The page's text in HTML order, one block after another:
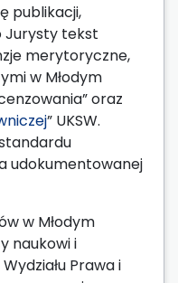
publikacji,
Jurysty tekst
merytoryczne,
w Młodym
oraz
” UKSW.
udokumentowanej
w Młodym
naukowi i
Prawa i